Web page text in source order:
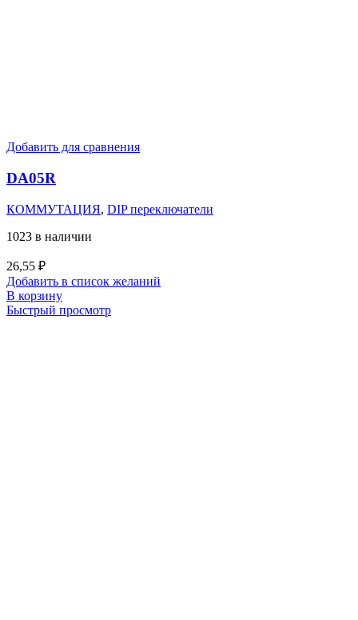
Добавить для сравнения
DA05R
КОММУТАЦИЯ, DIP переключатели
1023 в наличии
26,55 ₽
Добавить в список желаний
В корзину
Быстрый просмотр